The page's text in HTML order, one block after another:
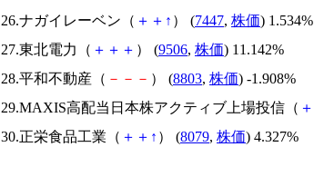
26.ナガイレーベン（ ＋ ＋ ↑ ） (7447, 株価) 1.534%
27.東北電力（ ＋ ＋ ＋ ） (9506, 株価) 11.142%
28.平和不動産（ － － － ） (8803, 株価) -1.908%
29.MAXIS高配当日本株アクティブ上場投信（ ＋
30.正栄食品工業（ ＋ ＋ ↑ ） (8079, 株価) 4.327%